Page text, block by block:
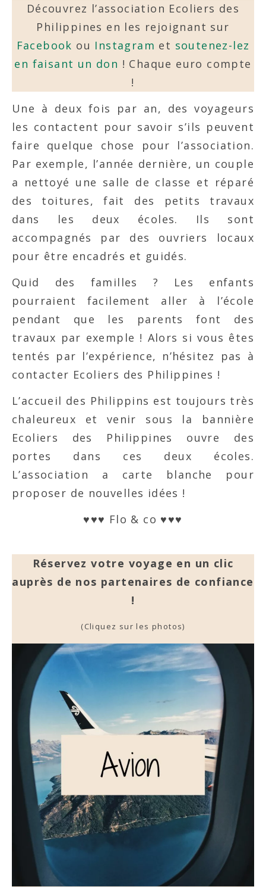
Découvrez l’association Ecoliers des
Philippines en les rejoignant sur
Facebook ou Instagram et soutenez-lez
en faisant un don ! Chaque euro compte
!
Une à deux fois par an, des voyageurs
les contactent pour savoir s’ils peuvent
faire quelque chose pour l’association.
Par exemple, l’année dernière, un couple
a nettoyé une salle de classe et réparé
des toitures, fait des petits travaux
dans les deux écoles. Ils sont
accompagnés par des ouvriers locaux
pour être encadrés et guidés.
Quid des familles ? Les enfants
pourraient facilement aller à l’école
pendant que les parents font des
travaux par exemple ! Alors si vous êtes
tentés par l’expérience, n’hésitez pas à
contacter Ecoliers des Philippines !
L’accueil des Philippins est toujours très
chaleureux et venir sous la bannière
Ecoliers des Philippines ouvre des
portes dans ces deux écoles.
L’association a carte blanche pour
proposer de nouvelles idées !
♥♥♥ Flo & co ♥♥♥
Réservez votre voyage en un clic
auprès de nos partenaires de confiance
!
(Cliquez sur les photos)